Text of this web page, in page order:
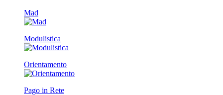
Mad
Modulistica
Orientamento
Pago in Rete